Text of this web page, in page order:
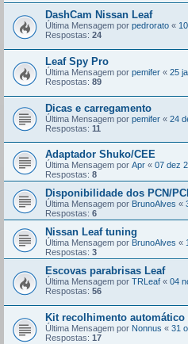
DashCam Nissan Leaf
Última Mensagem por pedrorato «
Respostas: 24
Leaf Spy Pro
Última Mensagem por pemifer « 25
Respostas: 89
Dicas e carregamento
Última Mensagem por pemifer « 24
Respostas: 11
Adaptador Shuko/CEE
Última Mensagem por Apr « 07 dez
Respostas: 8
Disponibilidade dos PCN/
Última Mensagem por BrunoAlves «
Respostas: 6
Nissan Leaf tuning
Última Mensagem por BrunoAlves «
Respostas: 3
Escovas parabrisas Leaf
Última Mensagem por TRLeaf « 04
Respostas: 56
Kit recolhimento
Última Mensagem por Nonnus « 31
Respostas: 17